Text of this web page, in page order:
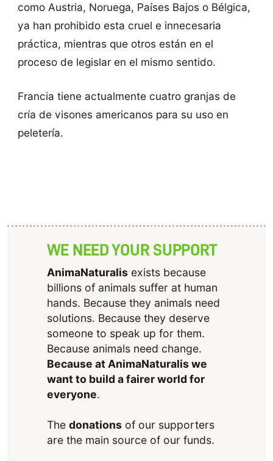
como Austria, Noruega, Países Bajos o Bélgica,
ya han prohibido esta cruel e innecesaria
práctica, mientras que otros están en el
proceso de legislar en el mismo sentido.
Francia tiene actualmente cuatro granjas de
cría de visones americanos para su uso en
peletería.
WE NEED YOUR SUPPORT
AnimaNaturalisexists because
billions of animals suffer at human
hands. Because they animals need
solutions. Because they deserve
someone to speak up for them.
Because animals need change.
Because at AnimaNaturalis we
want to build a fairer world for
everyone.
The donationsof our supporters
are the main source of our funds.